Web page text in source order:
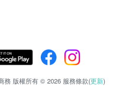
務 版權所有 © 2026 服務條款(更新)